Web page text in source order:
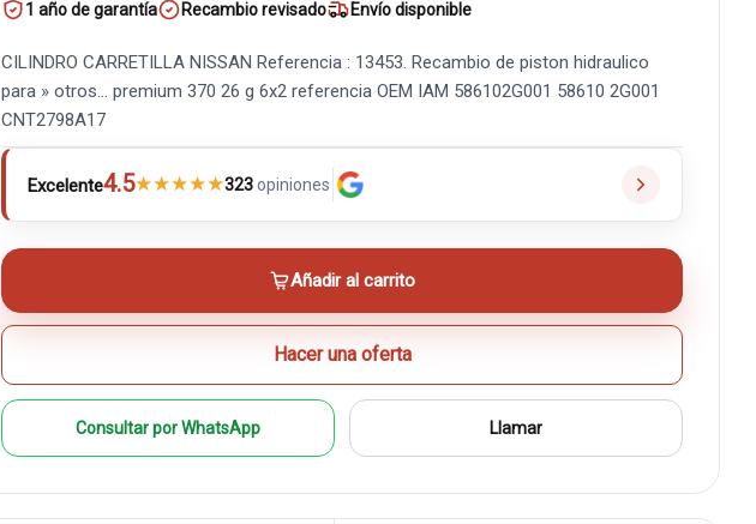
1 año de garantía Recambio revisado Envío disponible
CILINDRO CARRETILLA NISSAN Referencia : 13453. Recambio de piston hidraulico
para » otros... premium 370 26 g 6x2 referencia OEM IAM 586102G001 58610 2G001
CNT2798A17
Excelente4.5★★★★★323opiniones
Añadir al carrito
Hacer una oferta
Consultar por WhatsApp Llamar